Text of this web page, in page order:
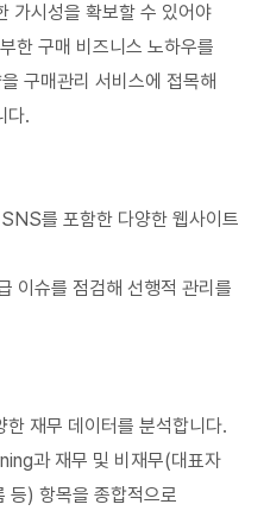
가시성을 확보할 수 있어야
한 구매 비즈니스 노하우를
구매관리 서비스에 접목해
다.
를 포함한 다양한 웹사이트
이슈를 점검해 선행적 관리를
재무 데이터를 분석합니다.
과 재무 및 비재무(대표자
등) 항목을 종합적으로